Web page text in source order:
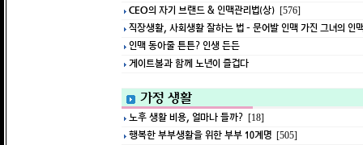
CEO의 자기 브랜드 & 인맥관리법(상) [576]
직장생활, 사회생활 잘하는 법 - 문어발 인맥 가진 그녀의 인
인맥 동아줄 튼튼? 인생 든든
게이트볼과 함께 노년이 즐겁다
가정 생활
노후 생활 비용, 얼마나 들까? [18]
행복한 부부생활을 위한 부부 10계명 [505]